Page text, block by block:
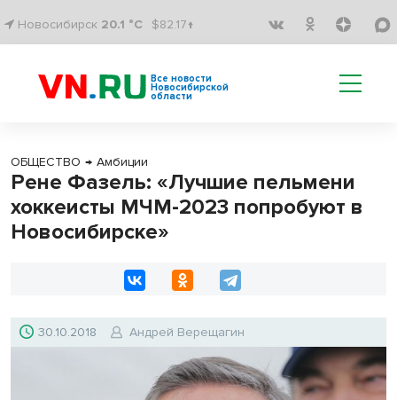
Новосибирск 20.1 °C $82.17↑
Все новости
Новосибирской
области
ОБЩЕСТВО → Амбиции
Рене Фазель: «Лучшие пельмени
хоккеисты МЧМ-2023 попробуют в
Новосибирске»
30.10.2018 Андрей Верещагин